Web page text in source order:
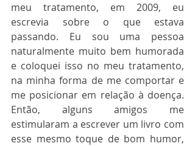
meu tratamento, em 2009, eu
escrevia sobre o que estava
passando. Eu sou uma pessoa
naturalmente muito bem humorada
e coloquei isso no meu tratamento,
na minha forma de me comportar e
me posicionar em relação à doença.
Então, alguns amigos me
estimularam a escrever um livro com
esse mesmo toque de bom humor,